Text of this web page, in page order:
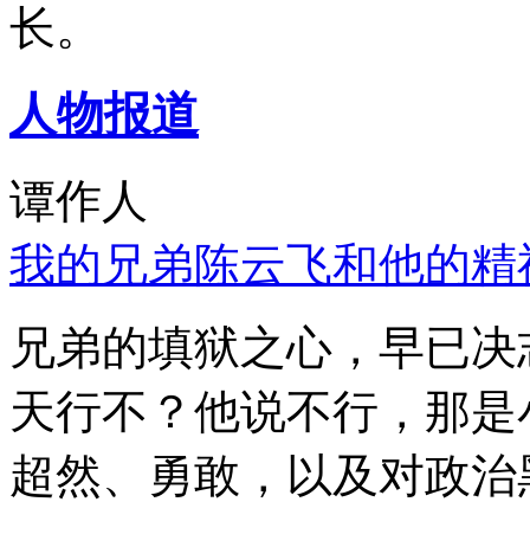
长。
人物报道
谭作人
我的兄弟陈云飞和他的
兄弟的填狱之心，早已
天行不？他说不行，那
超然、勇敢，以及对政